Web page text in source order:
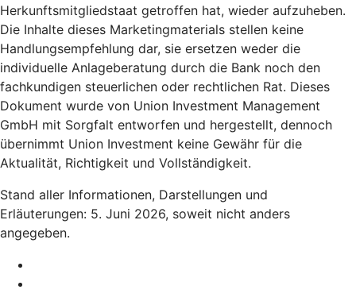
Herkunftsmitgliedstaat getroffen hat, wieder aufzuheben.
Die Inhalte dieses Marketingmaterials stellen keine
Handlungsempfehlung dar, sie ersetzen weder die
individuelle Anlageberatung durch die Bank noch den
fachkundigen steuerlichen oder rechtlichen Rat. Dieses
Dokument wurde von Union Investment Management
GmbH mit Sorgfalt entworfen und hergestellt, dennoch
übernimmt Union Investment keine Gewähr für die
Aktualität, Richtigkeit und Vollständigkeit.
Stand aller Informationen, Darstellungen und
Erläuterungen: 5. Juni 2026, soweit nicht anders
angegeben.